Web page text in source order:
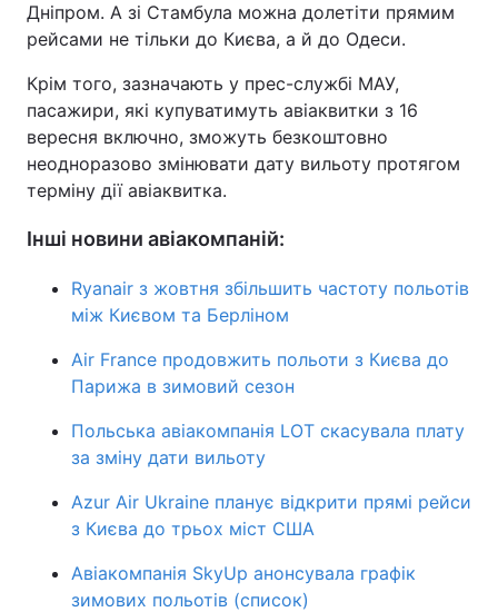
Дніпром. А зі Стамбула можна долетіти прямим
рейсами не тільки до Києва, а й до Одеси.
Крім того, зазначають у прес-службі МАУ,
пасажири, які купуватимуть авіаквитки з 16
вересня включно, зможуть безкоштовно
неодноразово змінювати дату вильоту протягом
терміну дії авіаквитка.
Інші новини авіакомпаній:
Ryanair з жовтня збільшить частоту польотів
між Києвом та Берліном
Air France продовжить польоти з Києва до
Парижа в зимовий сезон
Польська авіакомпанія LOT скасувала плату
за зміну дати вильоту
Azur Air Ukraine планує відкрити прямі рейси
з Києва до трьох міст США
Авіакомпанія SkyUp анонсувала графік
зимових польотів (список)